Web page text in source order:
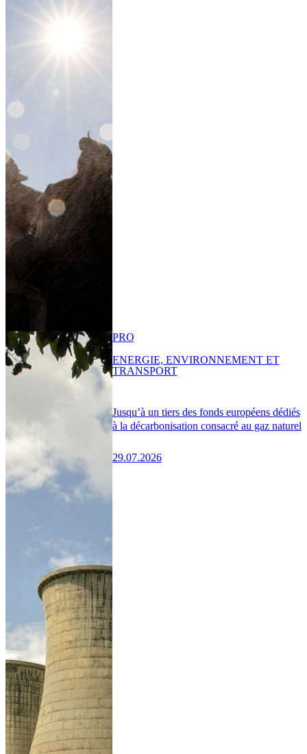
Jusqu’à un tiers des fonds européens dédiés
à la décarbonisation consacré au gaz naturel
29.07.2026
PRO
ENERGIE, ENVIRONNEMENT ET
TRANSPORT